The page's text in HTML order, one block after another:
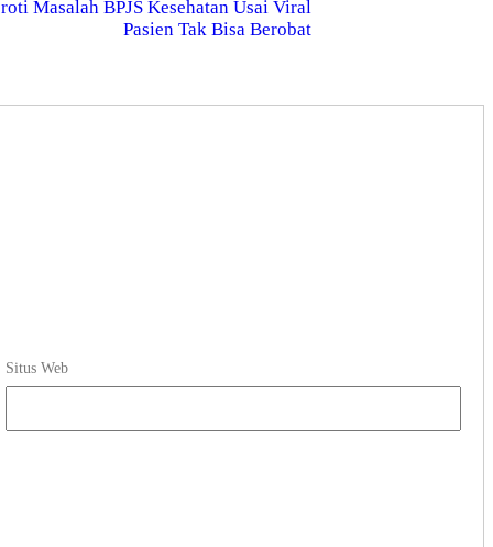
Masalah BPJS Kesehatan Usai Viral
Pasien Tak Bisa Berobat
Situs Web